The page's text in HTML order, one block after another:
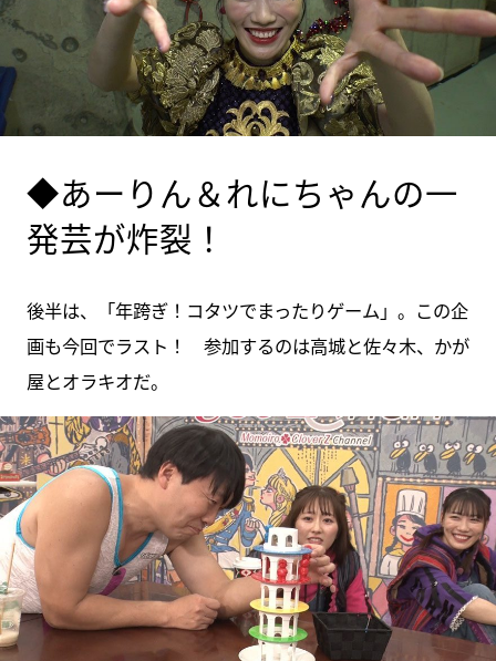
◆あーりん＆れにちゃんの一
発芸が炸裂！
後半は、「年跨ぎ！コタツでまったりゲーム」。この企
画も今回でラスト！ 参加するのは高城と佐々木、かが
屋とオラキオだ。